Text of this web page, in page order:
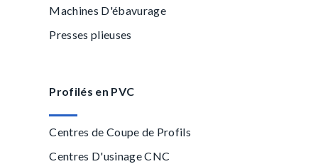
Machines D'ébavurage
Presses plieuses
Profilés en PVC
Centres de Coupe de Profils
Centres D'usinage CNC